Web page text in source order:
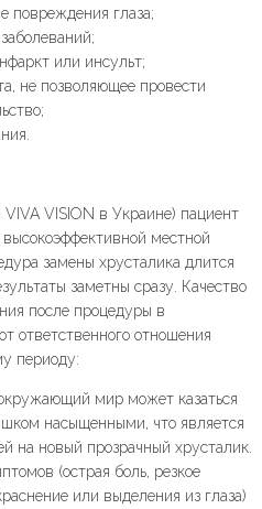
повреждения глаза;
или инсульт;
не позволяющее провести
VISION в Украине) пациент
местной
замены хрусталика длится
заметны сразу. Качество
после процедуры в
ответственного отношения
периоду:
мир может казаться
насыщенными, что является
на новый прозрачный хрусталик.
(острая боль, резкое
или выделения из глаза)